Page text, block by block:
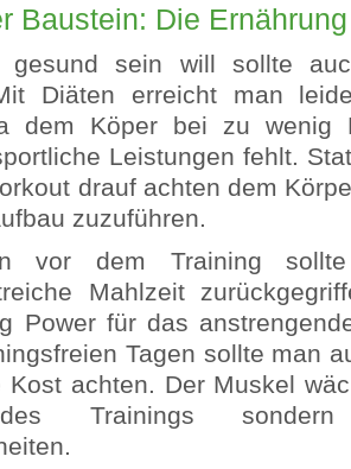
Baustein: Die Ernährung
sein will sollte
Diäten erreicht man
dem Köper bei zu wenig
Leistungen fehlt.
drauf achten dem
zuzuführen.
vor dem Training
Mahlzeit
Power für das
Tagen sollte man
Kost achten. Der Muskel
Trainings